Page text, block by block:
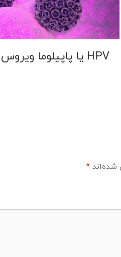
HPV یا پاپیلوما ویروس انسانی
شده‌اند *